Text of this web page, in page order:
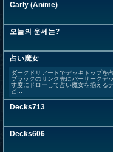
Carly (Anime)
오늘의 운세는?
占い魔女
ダークドリアードでデッキトップを
ブラックのリンク先にバーサークデ
す度にドローして占い魔女を揃える
ど...
Decks713
Decks606